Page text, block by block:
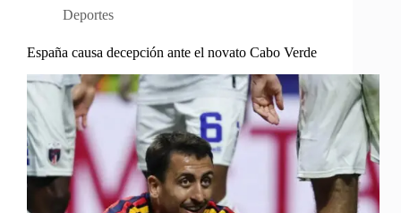
Deportes
España causa decepción ante el novato Cabo Verde